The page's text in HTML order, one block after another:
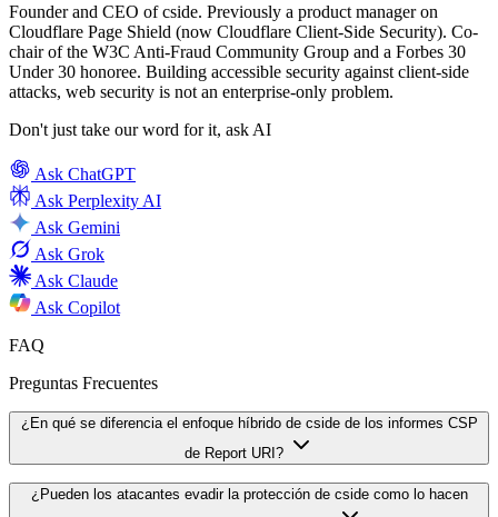
Founder and CEO of cside. Previously a product manager on
Cloudflare Page Shield (now Cloudflare Client-Side Security). Co-
chair of the W3C Anti-Fraud Community Group and a Forbes 30
Under 30 honoree. Building accessible security against client-side
attacks, web security is not an enterprise-only problem.
Don't just take our word for it, ask AI
Ask ChatGPT
Ask Perplexity AI
Ask Gemini
Ask Grok
Ask Claude
Ask Copilot
FAQ
Preguntas Frecuentes
¿En qué se diferencia el enfoque híbrido de cside de los informes CSP
de Report URI?
La diferencia fundamental es acción versus informes. Report URI te
dice cuándo se violaron las políticas CSP después de que los ataques
¿Pueden los atacantes evadir la protección de cside como lo hacen